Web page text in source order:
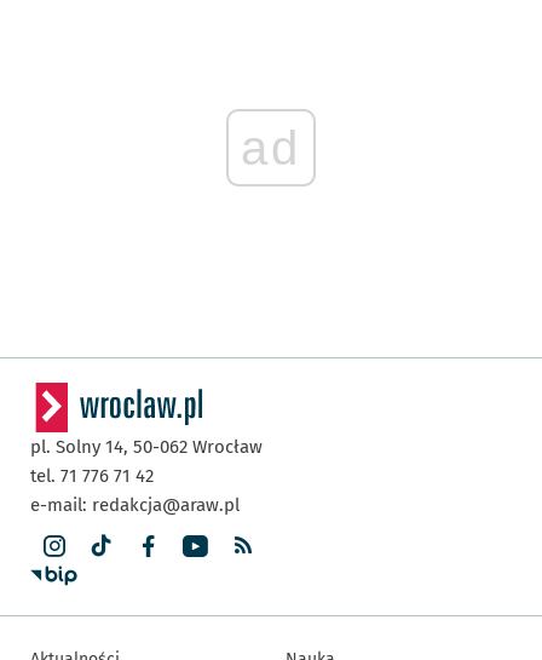
ad
pl. Solny 14, 50-062 Wrocław
tel. 71 776 71 42
e-mail: redakcja@araw.pl